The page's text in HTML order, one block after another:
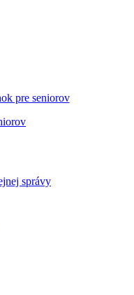
pre seniorov